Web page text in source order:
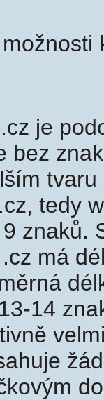
je
bez
tedy
znaků.
má
14